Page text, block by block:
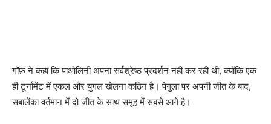
गॉफ़ ने कहा कि पाओलिनी अपना सर्वश्रेष्ठ प्रदर्शन नहीं कर रही थी, क्योंकि एक
ही टूर्नामेंट में एकल और युगल खेलना कठिन है। पेगुला पर अपनी जीत के बाद,
सबालेंका वर्तमान में दो जीत के साथ समूह में सबसे आगे है।